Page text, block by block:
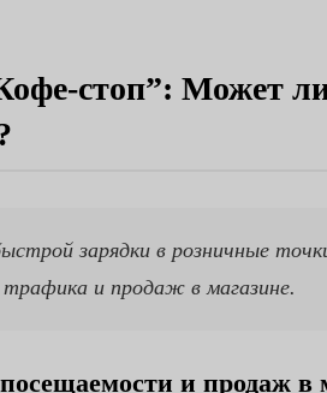
стоп”: Может
зарядки в розничные
трафика и продаж в магазине.
и продаж в